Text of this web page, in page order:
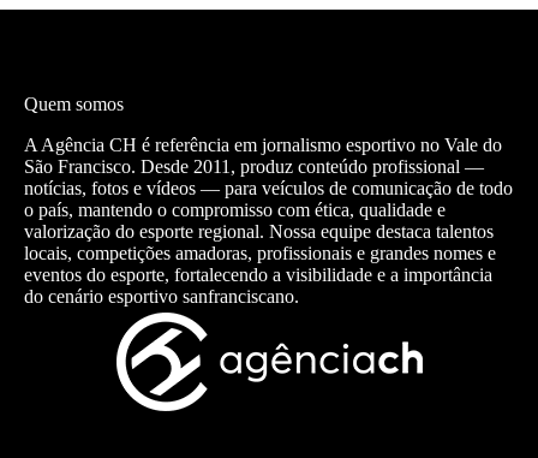
Quem somos
A Agência CH é referência em jornalismo esportivo no Vale do
São Francisco. Desde 2011, produz conteúdo profissional —
notícias, fotos e vídeos — para veículos de comunicação de todo
o país, mantendo o compromisso com ética, qualidade e
valorização do esporte regional. Nossa equipe destaca talentos
locais, competições amadoras, profissionais e grandes nomes e
eventos do esporte, fortalecendo a visibilidade e a importância
do cenário esportivo sanfranciscano.